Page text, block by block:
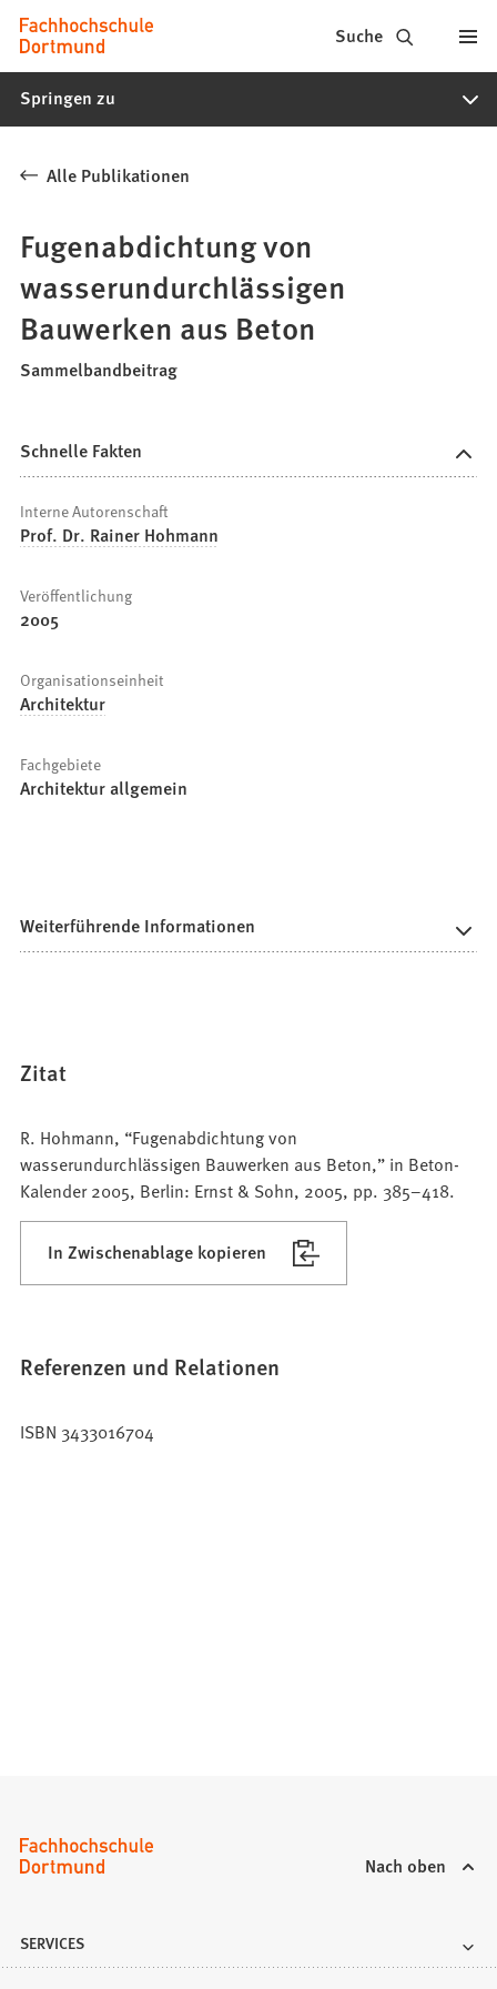
Inhalt anspringen
Fachhochschule
Dortmund
-
Studiengänge,
Bewerbung
Suche
Springen zu
Alle Publikationen
Fugenabdichtung von
wasserundurchlässigen
Bauwerken aus Beton
Sammelbandbeitrag
Schnelle Fakten
Interne Autorenschaft
Prof. Dr. Rainer Hohmann
Veröffentlichung
2005
Organisationseinheit
Architektur
Fachgebiete
Architektur allgemein
Weiterführende Informationen
Zitat
R. Hohmann, “Fugenabdichtung von
wasserundurchlässigen Bauwerken aus Beton,” in Beton-
Kalender 2005, Berlin: Ernst & Sohn, 2005, pp. 385–418.
In Zwischenablage kopieren
Referenzen und Relationen
ISBN 3433016704
Nach oben
SERVICES